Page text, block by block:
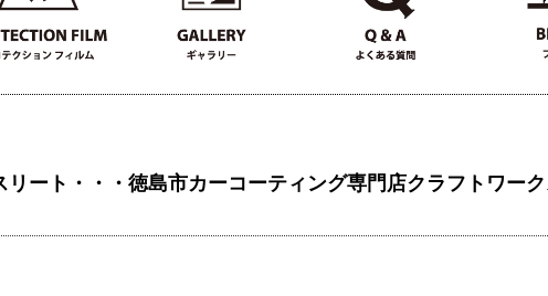
リート・・・徳島市カーコーティング専門店クラフトワー